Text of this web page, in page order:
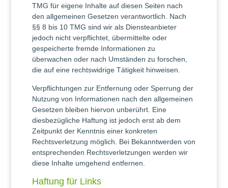
TMG für eigene Inhalte auf diesen Seiten nach
den allgemeinen Gesetzen verantwortlich. Nach
§§ 8 bis 10 TMG sind wir als Diensteanbieter
jedoch nicht verpflichtet, übermittelte oder
gespeicherte fremde Informationen zu
überwachen oder nach Umständen zu forschen,
die auf eine rechtswidrige Tätigkeit hinweisen.
Verpflichtungen zur Entfernung oder Sperrung der
Nutzung von Informationen nach den allgemeinen
Gesetzen bleiben hiervon unberührt. Eine
diesbezügliche Haftung ist jedoch erst ab dem
Zeitpunkt der Kenntnis einer konkreten
Rechtsverletzung möglich. Bei Bekanntwerden von
entsprechenden Rechtsverletzungen werden wir
diese Inhalte umgehend entfernen.
Haftung für Links